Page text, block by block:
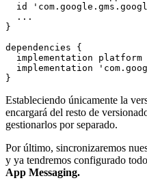
id
  ...
}
dependencies {
implementation platform
implementation
Estableciendo únicamente la
encargará del resto de
gestionarlos por separado.
Por último, sincronizaremos
y ya tendremos configurado
App Messaging.